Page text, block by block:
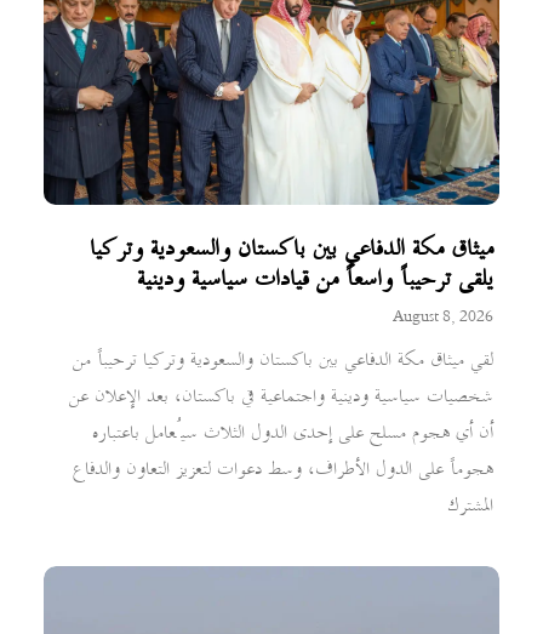
ميثاق مكة الدفاعي بين باكستان والسعودية وتركيا
يلقى ترحيباً واسعاً من قيادات سياسية ودينية
August 8, 2026
لقي ميثاق مكة الدفاعي بين باكستان والسعودية وتركيا ترحيباً من
شخصيات سياسية ودينية واجتماعية في باكستان، بعد الإعلان عن
أن أي هجوم مسلح على إحدى الدول الثلاث سيُعامل باعتباره
هجوماً على الدول الأطراف، وسط دعوات لتعزيز التعاون والدفاع
المشترك